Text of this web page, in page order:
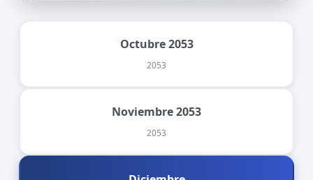
Octubre 2053
2053
Noviembre 2053
2053